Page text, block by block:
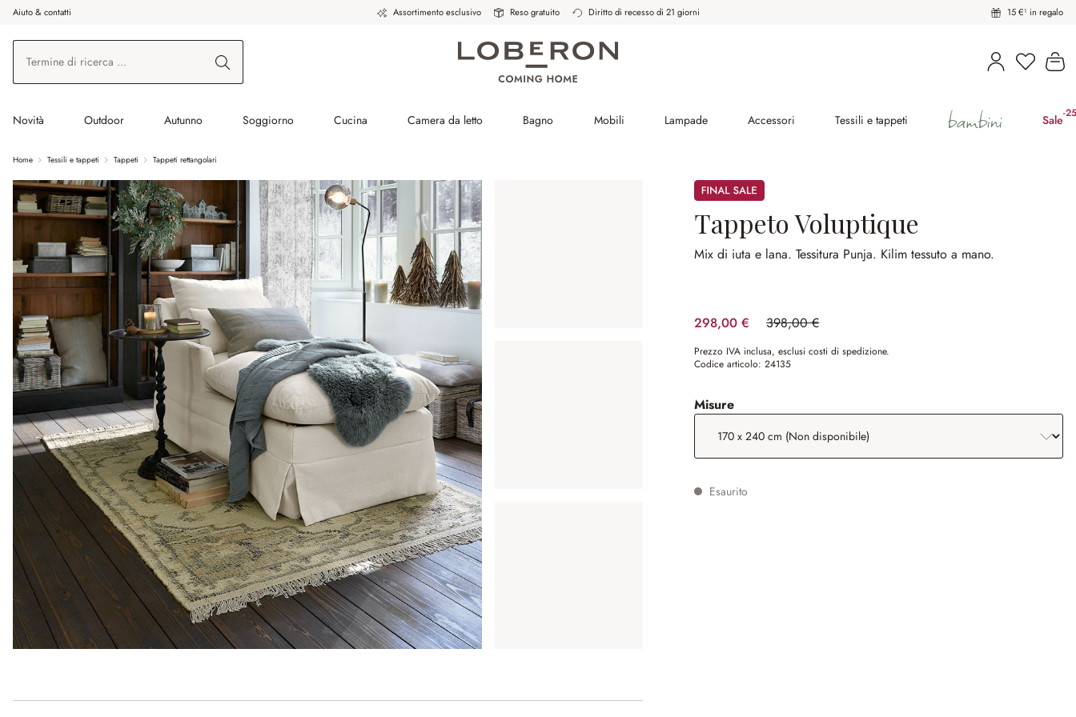
al contenuto principale
Vai alla ricerca
Vai alla navigazione principale
Aiuto & contatti Assortimento esclusivo Reso gratuito Diritto di recesso di 21 giorni 15 €¹ in regalo
Il
Novità Outdoor Autunno Soggiorno Cucina Camera da letto Bagno Mobili Lampade Accessori Tessili e tappeti bambini Sale-
Home Tessili e tappeti Tappeti Tappeti rettangolari
Sale
Tappeto Voluptique
Mix di iuta e lana.Tessitura Punja. Kilim tessuto a mano.
298,00 € 398,00 €
(risparmio 25.13%)
Prezzo IVA inclusa, esclusi costi di spedizione.
Codice articolo:24135
Misureseleziona
Esaurito